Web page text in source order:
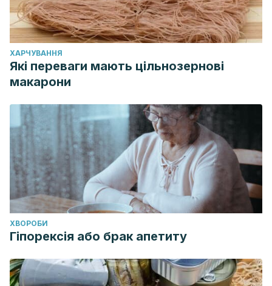
ХАРЧУВАННЯ
Які переваги мають цільнозернові
макарони
ХВОРОБИ
Гіпорексія або брак апетиту